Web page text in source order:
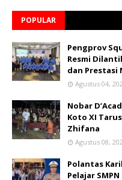
POPULAR
Pengprov
Resmi
dan Prestasi
Agustus 04,
Nobar
Koto XI
Zhifana
Agustus 08,
Polantas
Pelajar